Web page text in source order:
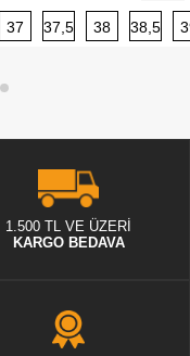
40,5 41 42 42,5
37 37,5 38 38,5
1.500 TL VE ÜZERİ
KARGO BEDAVA